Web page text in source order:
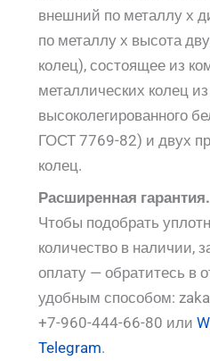
внешний по металлу х
по металлу х высота
колец), состоящее из
металлических колец из
высоколегированного
ГОСТ 7769-82) и двух
колец.
Расширенная гарантия.
Чтобы подобрать
количество в наличии,
оплату — обратитесь в
удобным способом:
+7-960-444-66-80 или
Telegram.